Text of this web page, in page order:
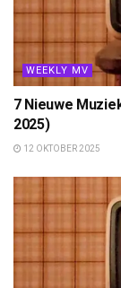
WEEKLY MV
7 Nieuwe
2025)
12 OKTOBER 2025